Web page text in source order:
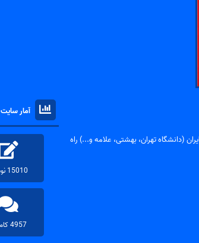
(دانشگاه تهران، بهشتی، علامه و...) راه
آمار سایت
15010 نوشته
4957 کامنت